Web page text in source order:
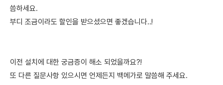
씀하세요.
부디 조금이라도 할인을 받으셨으면 좋겠습니다..!
이전 설치에 대한 궁금증이 해소 되었을까요?!
또 다른 질문사항 있으시면 언제든지 백메가로 말씀해 주세요.